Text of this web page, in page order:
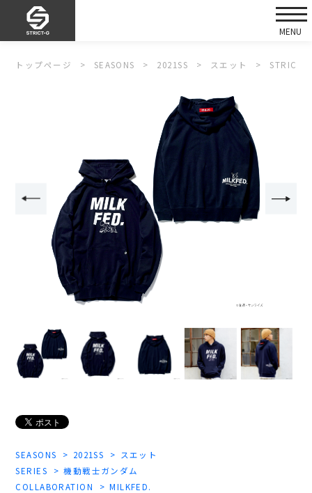
トップページ SEASONS 2021SS スエット STRICT-
SEASONS 2021SS
スエット
SERIES
機動戦士ガンダム
COLLABORATION
MILKFED.